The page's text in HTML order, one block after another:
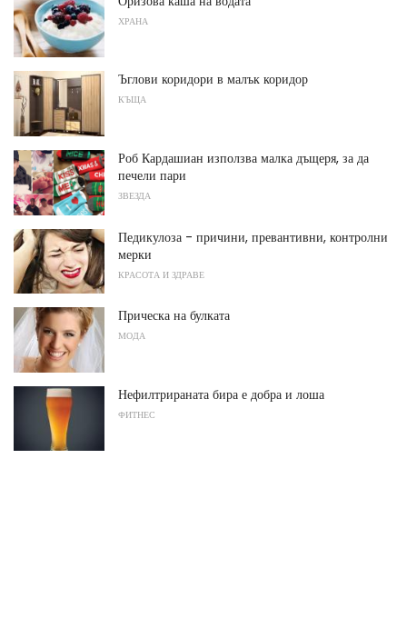
ХРАНА
Ъглови коридори в малък коридор
КЪЩА
Роб Кардашиан използва малка дъщеря, за да
печели пари
ЗВЕЗДА
Педикулоза - причини, превантивни, контролни
мерки
КРАСОТА И ЗДРАВЕ
Прическа на булката
МОДА
Нефилтрираната бира е добра и лоша
ФИТНЕС